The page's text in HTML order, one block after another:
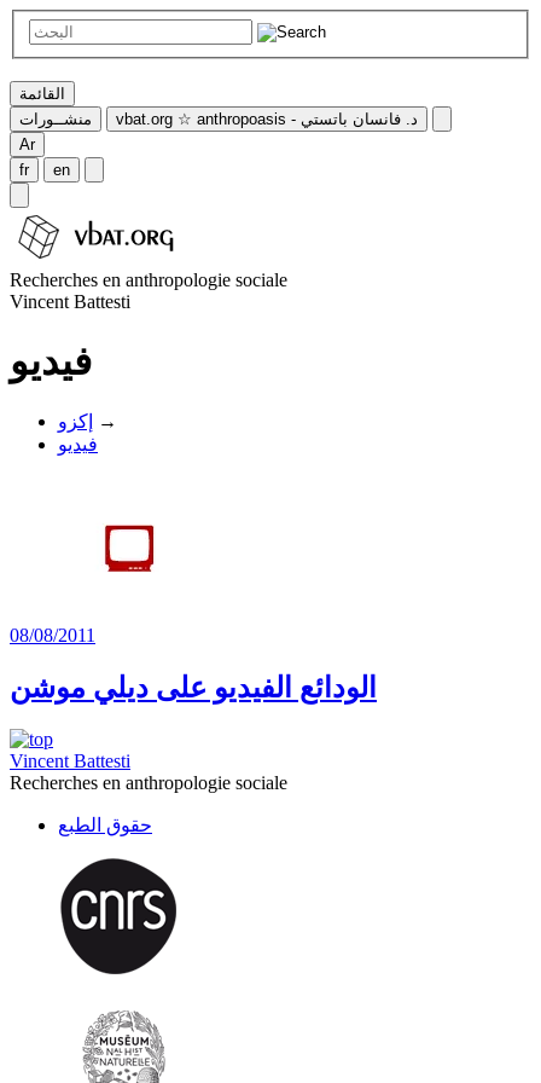
القائمة
منشــورات
vbat.org ☆ anthropoasis - د. فانسان باتستي
Ar
fr
en
Recherches en anthropologie sociale
Vincent Battesti
فيديو
إكزو
→
فيديو
08/08/2011
الودائع الفيديو على ديلي موشن
Vincent Battesti
Recherches en anthropologie sociale
حقوق الطبع